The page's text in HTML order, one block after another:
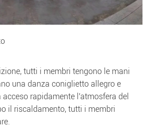
tutti i membri tengono le mani
una danza coniglietto allegro e
rapidamente l'atmosfera del
il riscaldamento, tutti i membri